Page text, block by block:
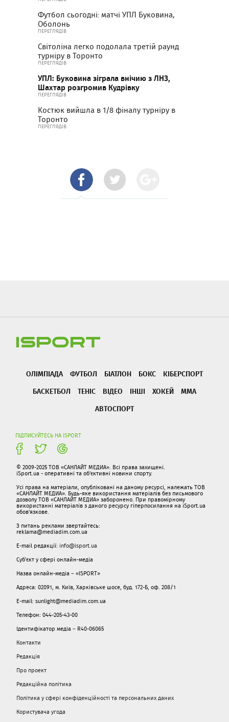
Футбол сьогодні: матчі УПЛ Буковина,
Оболонь
ПЕРЕГЛЯДІВ
Світоліна легко подолала третій раунд
турніру в Торонто
ПЕРЕГЛЯДІВ
УПЛ: Буковина зіграла внічию з ЛНЗ,
Шахтар розгромив Кудрівку
ПЕРЕГЛЯДІВ
Костюк вийшла в 1/8 фіналу турніру в
Торонто
ПЕРЕГЛЯДІВ
ОЛІМПІАДА ФУТБОЛ БІАТЛОН БОКС
КІБЕРСПОРТ
БАСКЕТБОЛ
ТЕНІС ВІДЕО ІНШІ ХОКЕЙ
ММА
АВТОСПОРТ
ПІДПИСУЙТЕСЬ НА ISPORT
© 2009-2025 ТОВ «САНЛАЙТ МЕДИА». Всі права захищені.
iSport.ua - оперативні та об'єктивні новини спорту.
Усі права на матеріали, опубліковані на даному ресурсі, належать ТОВ
«САНЛАЙТ МЕДИА». Будь-яке використання матеріалів без письмового
дозволу ТОВ «САНЛАЙТ МЕДИА» заборонено. При правомірному
використанні матеріалів з даного ресурсу гіперпосилання на iSport.ua
обов'язкове.
З питань реклами звертайтесь:
reklama@mediadim.com.ua
E-mail редакції: info@isport.ua
Суб'єкт у сфері онлайн-медіа
Назва онлайн-медіа – «ISPORT»
Адреса: 02091, м. Київ, Харківське шосе, буд. 172-Б, оф. 208/1
E-mail: sunlight@mediadim.com.ua
Телефон: 044-205-43-00
Ідентифікатор медіа – R40-06065
Контакти
Редакція
Про проект
Редакційна політика
Політика у сфері конфіденційності та персональних даних
Користувача угода